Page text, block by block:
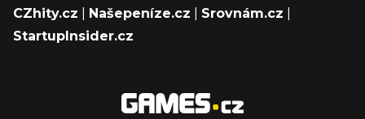
CZhity.cz
Našepeníze.cz Srovnám.cz
StartupInsider.cz